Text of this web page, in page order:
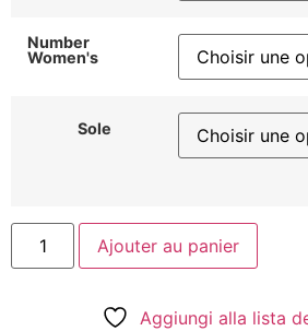
Number
Women's
Sole
Ajouter au panier
Aggiungi alla lista